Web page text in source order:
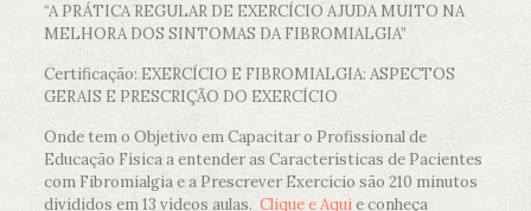
“A PRÁTICA REGULAR DE EXERCÍCIO AJUDA MUITO NA
MELHORA DOS SINTOMAS DA FIBROMIALGIA”
Certificação: EXERCÍCIO E FIBROMIALGIA: ASPECTOS
GERAIS E PRESCRIÇÃO DO EXERCÍCIO
Onde tem o Objetivo em Capacitar o Profissional de
Educação Física a entender as Características de Pacientes
com Fibromialgia e a Prescrever Exercício são 210 minutos
divididos em 13 vídeos aulas.Clique e Aquie conheça